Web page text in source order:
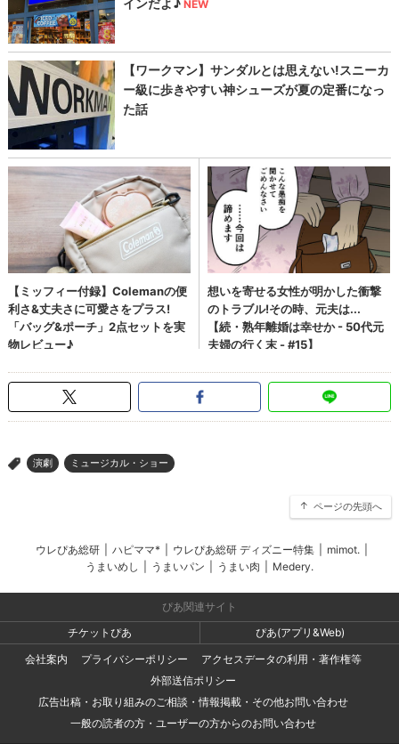
> 演劇 ミュージカル・ショー
ページの先頭へ
ウレぴあ総研 ハピママ* ウレぴあ総研 ディズニー特集 mimot.
うまいめし
うまいパン うまい肉 Medery.
ぴあ関連サイト
チケットぴあ
ぴあ(アプリ&Web)
会社案内
プライバシーポリシー
アクセスデータの利用・著作権等
外部送信ポリシー
広告出稿・お取り組みのご相談・情報掲載・その他お問い合わせ
一般の読者の方・ユーザーの方からのお問い合わせ